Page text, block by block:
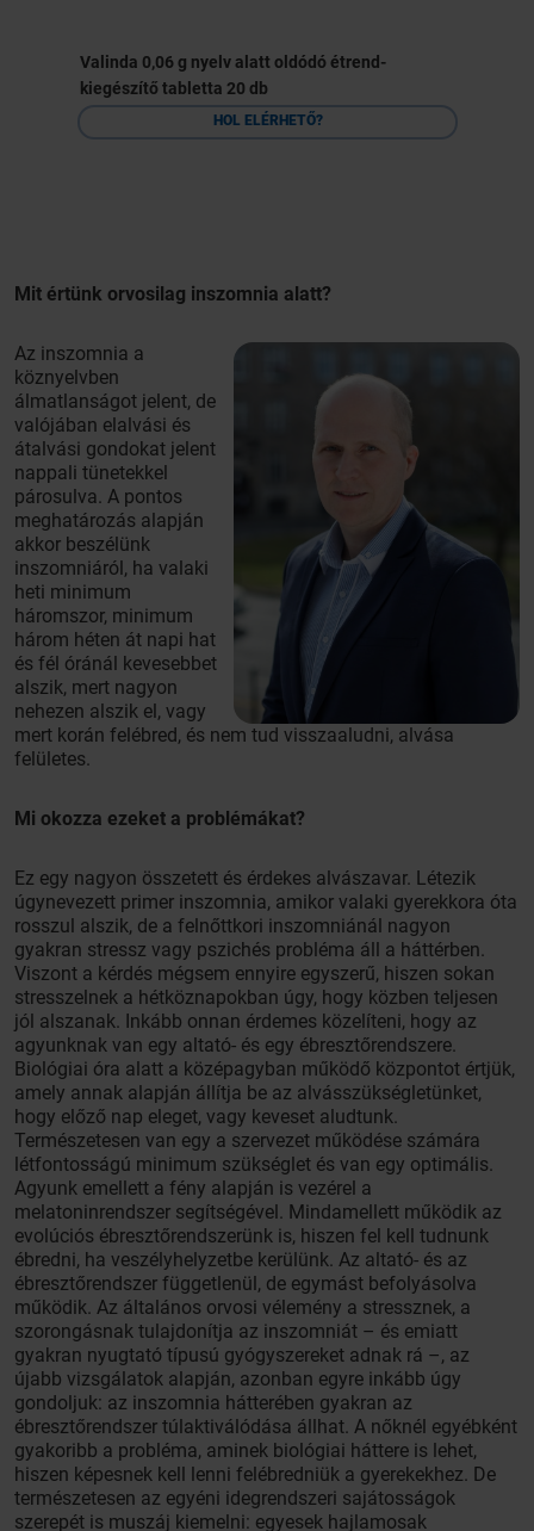
Valinda 0,06 g nyelv alatt oldódó étrend-
kiegészítő tabletta 20 db
HOL ELÉRHETŐ?
Mit értünk orvosilag inszomnia alatt?
Az inszomnia a
köznyelvben
álmatlanságot jelent, de
valójában elalvási és
átalvási gondokat jelent
nappali tünetekkel
párosulva. A pontos
meghatározás alapján
akkor beszélünk
inszomniáról, ha valaki
heti minimum
háromszor, minimum
három héten át napi hat
és fél óránál kevesebbet
alszik, mert nagyon
nehezen alszik el, vagy
mert korán felébred, és nem tud visszaaludni, alvása
felületes.
Mi okozza ezeket a problémákat?
Ez egy nagyon összetett és érdekes alvászavar. Létezik
úgynevezett primer inszomnia, amikor valaki gyerekkora óta
rosszul alszik, de a felnőttkori inszomniánál nagyon
gyakran stressz vagy pszichés probléma áll a háttérben.
Viszont a kérdés mégsem ennyire egyszerű, hiszen sokan
stresszelnek a hétköznapokban úgy, hogy közben teljesen
jól alszanak. Inkább onnan érdemes közelíteni, hogy az
agyunknak van egy altató- és egy ébresztőrendszere.
Biológiai óra alatt a középagyban működő központot értjük,
amely annak alapján állítja be az alvásszükségletünket,
hogy előző nap eleget, vagy keveset aludtunk.
Természetesen van egy a szervezet működése számára
létfontosságú minimum szükséglet és van egy optimális.
Agyunk emellett a fény alapján is vezérel a
melatoninrendszer segítségével. Mindamellett működik az
evolúciós ébresztőrendszerünk is, hiszen fel kell tudnunk
ébredni, ha veszélyhelyzetbe kerülünk. Az altató- és az
ébresztőrendszer függetlenül, de egymást befolyásolva
működik. Az általános orvosi vélemény a stressznek, a
szorongásnak tulajdonítja az inszomniát – és emiatt
gyakran nyugtató típusú gyógyszereket adnak rá –, az
újabb vizsgálatok alapján, azonban egyre inkább úgy
gondoljuk: az inszomnia hátterében gyakran az
ébresztőrendszer túlaktiválódása állhat. A nőknél egyébként
gyakoribb a probléma, aminek biológiai háttere is lehet,
hiszen képesnek kell lenni felébredniük a gyerekekhez. De
természetesen az egyéni idegrendszeri sajátosságok
szerepét is muszáj kiemelni: egyesek hajlamosak